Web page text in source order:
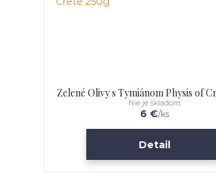
Zelené Olivy s Tymiánom Physis of
6 €/ks
Nie je skladom
Detail